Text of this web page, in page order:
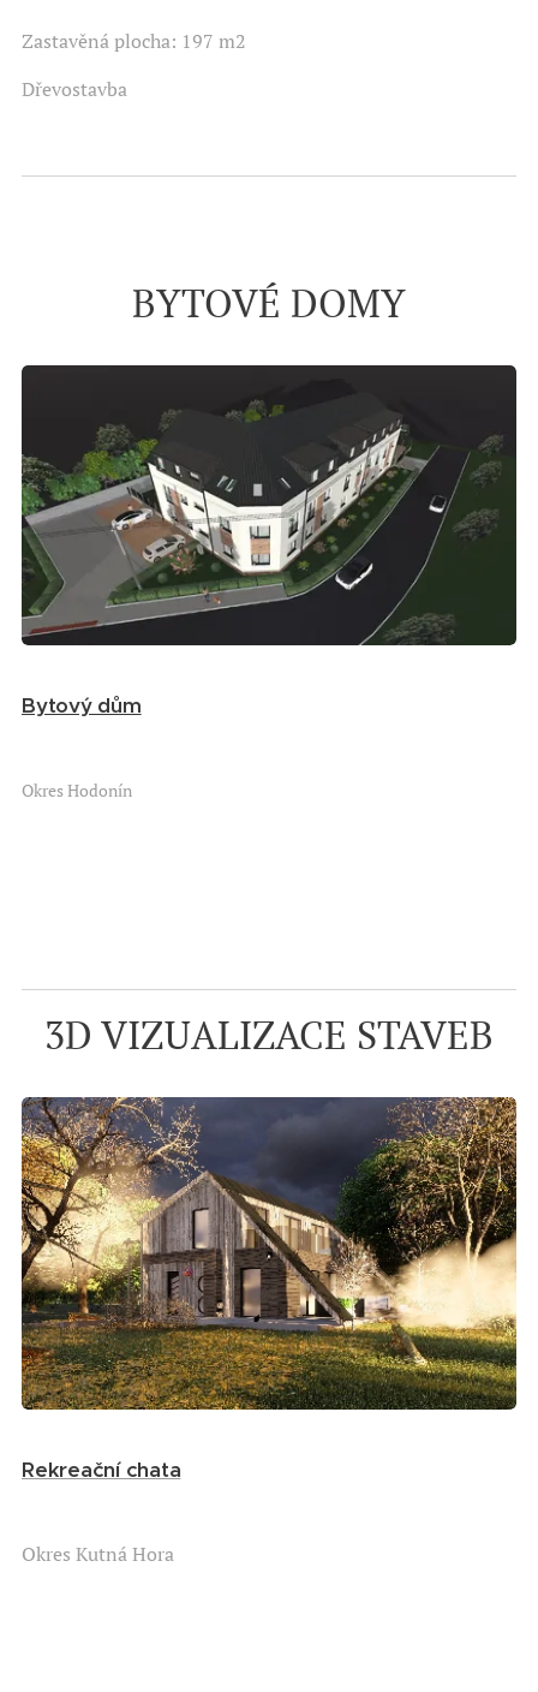
Zastavěná plocha: 197 m2
Dřevostavba
BYTOVÉ DOMY
Bytový dům
Okres Hodonín
3D VIZUALIZACE STAVEB
Rekreační chata
Okres Kutná Hora